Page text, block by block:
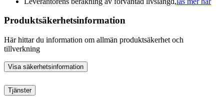
Produktsäkerhetsinformation
Här hittar du information om allmän produktsäkerhet och
tillverkning
Visa säkerhetsinformation
Tjänster